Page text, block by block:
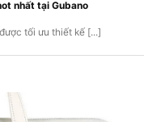
nhất tại Gubano
tối ưu thiết kế [...]